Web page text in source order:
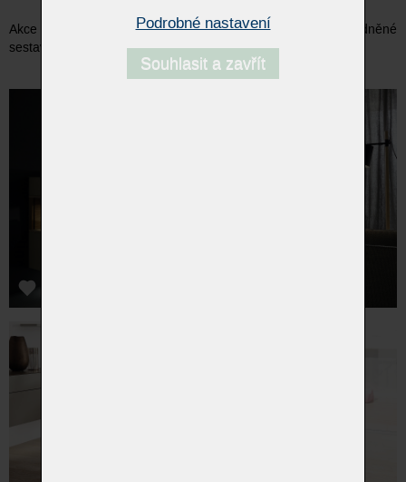
Akce neplatí pro výprodejové sestavy v outletu, zvýhodněné
sestavy ložnic a řady now! by hülsta
Podrobné nastavení
Souhlasit a zavřít